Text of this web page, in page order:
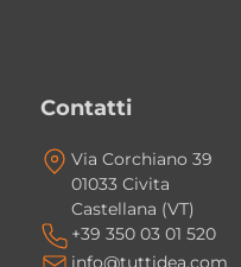
Contatti
Via Corchiano 39
01033 Civita
Castellana (VT)
+39 350 03 01 520
info@tuttidea.com